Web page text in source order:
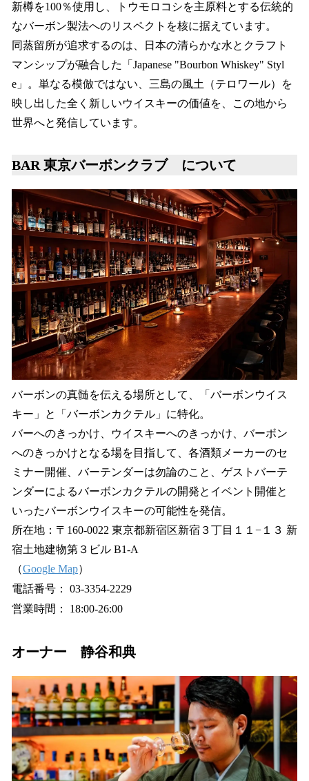
新樽を100％使用し、トウモロコシを主原料とする伝統的
なバーボン製法へのリスペクトを核に据えています。
同蒸留所が追求するのは、日本の清らかな水とクラフト
マンシップが融合した「Japanese "Bourbon Whiskey" Styl
e」。単なる模倣ではない、三島の風土（テロワール）を
映し出した全く新しいウイスキーの価値を、この地から
世界へと発信しています。
BAR 東京バーボンクラブ について
バーボンの真髄を伝える場所として、「バーボンウイス
キー」と「バーボンカクテル」に特化。
バーへのきっかけ、ウイスキーへのきっかけ、バーボン
へのきっかけとなる場を目指して、各酒類メーカーのセ
ミナー開催、バーテンダーは勿論のこと、ゲストバーテ
ンダーによるバーボンカクテルの開発とイベント開催と
いったバーボンウイスキーの可能性を発信。
所在地：〒160-0022 東京都新宿区新宿３丁目１１−１３ 新
宿土地建物第３ビル B1-A
（Google Map）
電話番号： 03-3354-2229
営業時間： 18:00-26:00
オーナー 静谷和典